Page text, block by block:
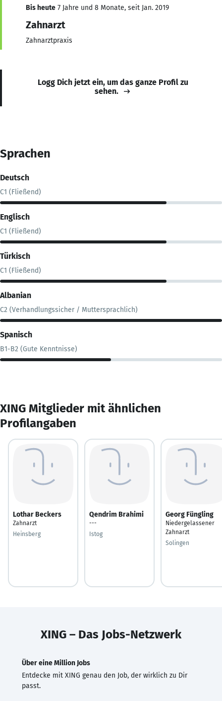
Bis heute 7 Jahre und 8 Monate, seit Jan. 2019
Zahnarzt
Zahnarztpraxis
Logg Dich jetzt ein, um das ganze Profil zu
sehen.
Sprachen
Deutsch
C1 (Fließend)
Englisch
C1 (Fließend)
Türkisch
C1 (Fließend)
Albanian
C2 (Verhandlungssicher / Muttersprachlich)
Spanisch
B1-B2 (Gute Kenntnisse)
XING Mitglieder mit ähnlichen
Profilangaben
Lothar Beckers
Zahnarzt
Heinsberg
Qendrim Brahimi
---
Istog
Georg Füngling
Niedergelassener
Zahnarzt
Solingen
XING – Das Jobs-Netzwerk
Über eine Million Jobs
Entdecke mit XING genau den Job, der wirklich zu Dir
passt.